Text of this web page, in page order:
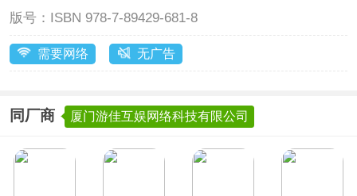
版号： ISBN 978-7-89429-681-8
需要网络 无广告
同厂商 厦门游佳互娱网络科技有限公司